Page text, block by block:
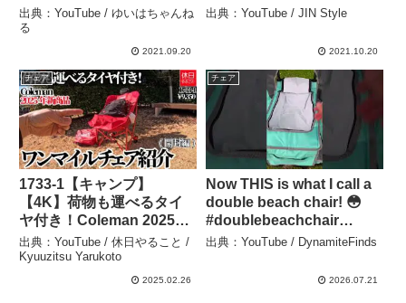
出典：YouTube / ゆいはちゃんね
る
2021.09.20
九州で大人気キャンプ場！
た！！ – JIN Style
出典：YouTube / JIN Style
2021.10.20
チェア
1733-1【キャンプ】
【4K】荷物も運べるタイ
ヤ付き！Coleman 2025年
新商品 ワンマイルチェア
紹介(開封編) – 休日やるこ
と / Kyuuzitsu Yarukoto
出典：YouTube / 休日やること /
Kyuuzitsu Yarukoto
2025.02.26
チェア
Now THIS is what I call a
double beach chair! 😳
#doublebeachchair
#doublecampingchair
出典：YouTube / DynamiteFinds
2026.07.21